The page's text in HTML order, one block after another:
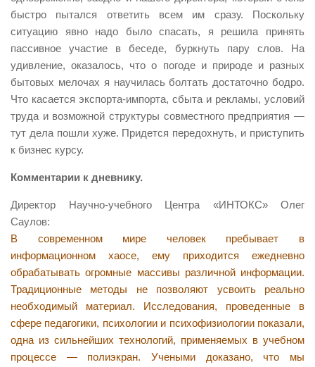
быстро пытался ответить всем им сразу. Поскольку
ситуацию явно надо было спасать, я решила принять
пассивное участие в беседе, буркнуть пару слов. На
удивление, оказалось, что о погоде и природе и разных
бытовых мелочах я научилась болтать достаточно бодро.
Что касается экспорта-импорта, сбыта и рекламы, условий
труда и возможной структуры совместного предприятия —
тут дела пошли хуже. Придется передохнуть, и приступить
к бизнес курсу.
Комментарии к дневнику.
Директор Научно-учебного Центра «ИНТОКС» Олег
Саулов:
B современном мире человек пребывает в
информационном хаосе, ему приходится ежедневно
обрабатывать огромные массивы различной информации.
Традиционные методы не позволяют усвоить реально
необходимый материал. Исследования, проведенные в
сфере педагогики, психологии и психофизиологии показали,
одна из сильнейших технологий, применяемых в учебном
процессе — полиэкран. Учеными доказано, что мы